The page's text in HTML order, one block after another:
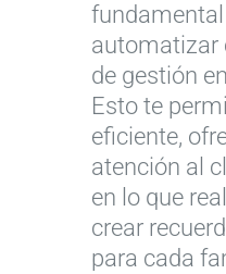
automatizar
de gestión
Esto te
eficiente,
atención al
en lo que
crear
para cada